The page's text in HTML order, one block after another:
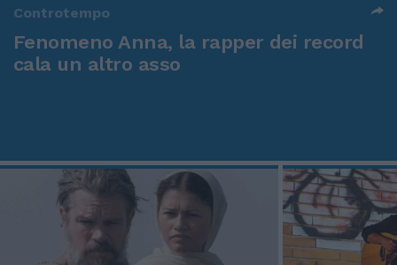
Controtempo
Fenomeno Anna, la rapper dei record
cala un altro asso